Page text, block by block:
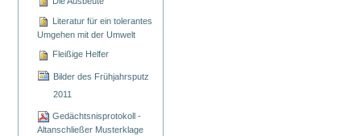
Literatur für ein tolerantes
Umgehen mit der Umwelt
Fleißige Helfer
Bilder des Frühjahrsputz
2011
Gedächtsnisprotokoll -
Altanschließer Musterklage